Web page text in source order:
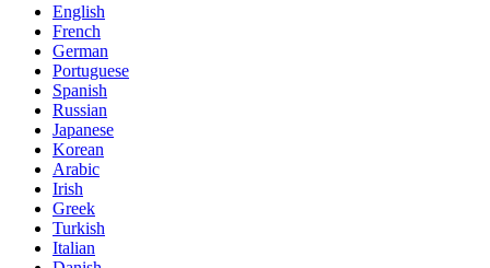
English
French
German
Portuguese
Spanish
Russian
Japanese
Korean
Arabic
Irish
Greek
Turkish
Italian